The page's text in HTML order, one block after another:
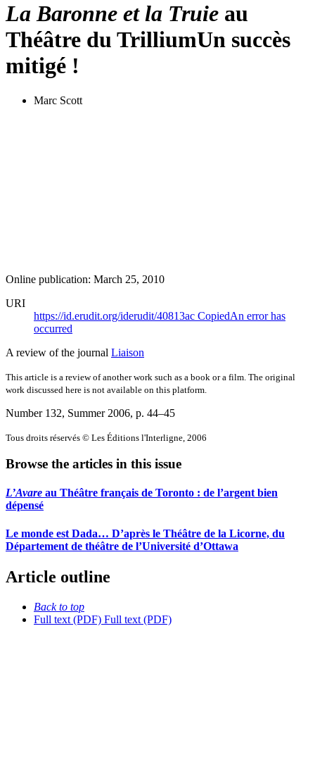
La Baronne et la Truie au
Théâtre du TrilliumUn succès
mitigé !
Marc Scott
Online publication: March 25, 2010
URI
https://id.erudit.org/iderudit/40813ac CopiedAn error has
occurred
A review of the journal Liaison
This article is a review of another work such as a book or a film. The original
work discussed here is not available on this platform.
Number 132, Summer 2006, p. 44–45
Tous droits réservés © Les Éditions l'Interligne, 2006
Browse the articles in this issue
L’Avare au Théâtre français de Toronto : de l’argent bien
dépensé
Le monde est Dada… D’après le Théâtre de la Licorne, du
Département de théâtre de l’Université d’Ottawa
Article outline
Back to top
Full text (PDF) Full text (PDF)